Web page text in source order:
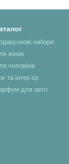
набори
жінок
чоловіків
та інтерʼєр
для авто